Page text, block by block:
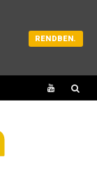
Y
RENDBEN.